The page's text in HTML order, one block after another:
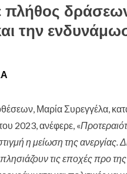
πλήθος
την
Μαρία Συρεγγέλα, κατά
2023, ανέφερε, «
η μείωση της ανεργίας.
τις εποχές προ